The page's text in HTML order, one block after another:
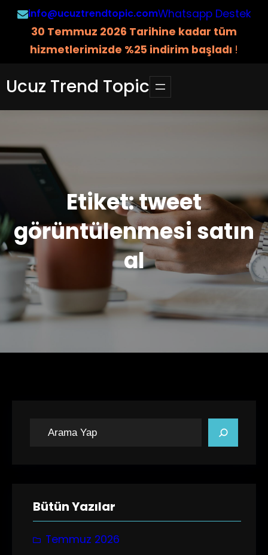
İçeriğeinfo@ucuztrendtopic.comWhatsapp Destek
30 Temmuz 2026 Tarihine kadar tüm
hizmetlerimizde %25 indirim başladı !
Ucuz Trend Topic
Etiket:tweet
görüntülenmesi satın
al
Bütün Yazılar
Temmuz 2026